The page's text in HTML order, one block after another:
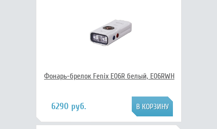
Фонарь-брелок Fenix E06R белый, E06RWH
6290 руб.